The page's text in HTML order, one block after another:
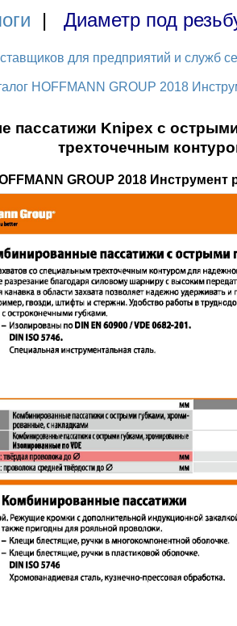
| Диаметр под
для предприятий и служб
HOFFMANN GROUP 2018
пассатижи Knipex с
трехточечным
GROUP 2018